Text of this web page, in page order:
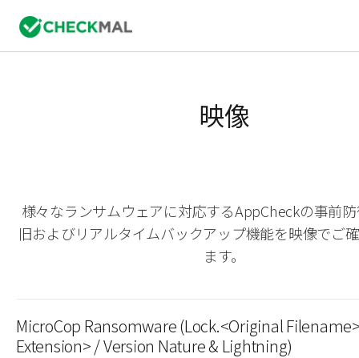
映像
様々なランサムウェアに対応するAppCheckの事前
旧およびリアルタイムバックアップ機能を映像でご
ます。
MicroCop Ransomware (Lock.<Original
Extension> / Version Nature & Lightning)